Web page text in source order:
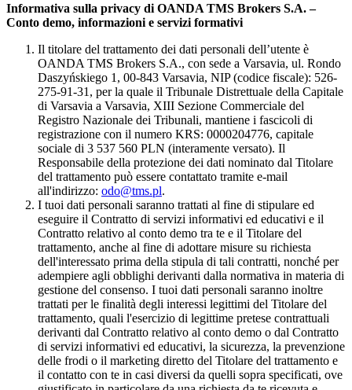
Informativa sulla privacy di OANDA TMS Brokers S.A. –
Conto demo, informazioni e servizi formativi
Il titolare del trattamento dei dati personali dell’utente è
OANDA TMS Brokers S.A., con sede a Varsavia, ul. Rondo
Daszyńskiego 1, 00-843 Varsavia, NIP (codice fiscale): 526-
275-91-31, per la quale il Tribunale Distrettuale della Capitale
di Varsavia a Varsavia, XIII Sezione Commerciale del
Registro Nazionale dei Tribunali, mantiene i fascicoli di
registrazione con il numero KRS: 0000204776, capitale
sociale di 3 537 560 PLN (interamente versato). Il
Responsabile della protezione dei dati nominato dal Titolare
del trattamento può essere contattato tramite e-mail
all'indirizzo: odo@tms.pl.
I tuoi dati personali saranno trattati al fine di stipulare ed
eseguire il Contratto di servizi informativi ed educativi e il
Contratto relativo al conto demo tra te e il Titolare del
trattamento, anche al fine di adottare misure su richiesta
dell'interessato prima della stipula di tali contratti, nonché per
adempiere agli obblighi derivanti dalla normativa in materia di
gestione del consenso. I tuoi dati personali saranno inoltre
trattati per le finalità degli interessi legittimi del Titolare del
trattamento, quali l'esercizio di legittime pretese contrattuali
derivanti dal Contratto relativo al conto demo o dal Contratto
di servizi informativi ed educativi, la sicurezza, la prevenzione
delle frodi o il marketing diretto del Titolare del trattamento e
il contatto con te in casi diversi da quelli sopra specificati, ove